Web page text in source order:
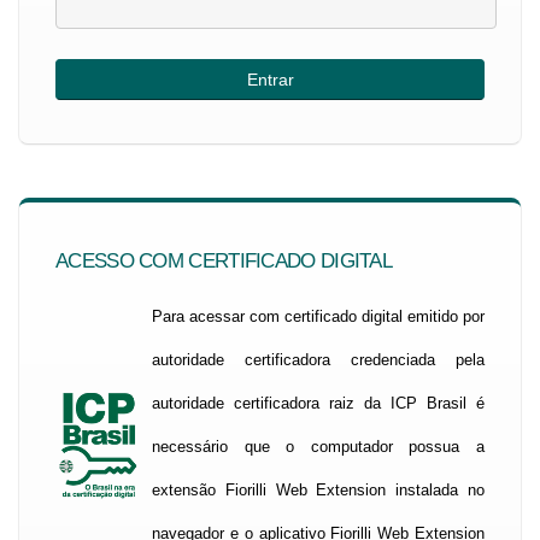
ACESSO COM CERTIFICADO DIGITAL
Para acessar com certificado digital emitido por
autoridade certificadora credenciada pela
autoridade certificadora raiz da ICP Brasil é
necessário que o computador possua a
extensão Fiorilli Web Extension instalada no
navegador e o aplicativo Fiorilli Web Extension